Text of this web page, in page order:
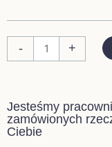
-
PRZEWIJAK
BŁĘKIT
+
Jesteśmy
zamówionych
Ciebie